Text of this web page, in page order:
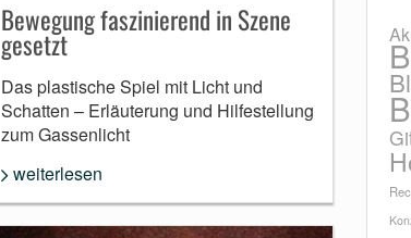
Bewegung faszinierend in Szene
gesetzt
Das plastische Spiel mit Licht und
Schatten – Erläuterung und Hilfestellung
zum Gassenlicht
weiterlesen